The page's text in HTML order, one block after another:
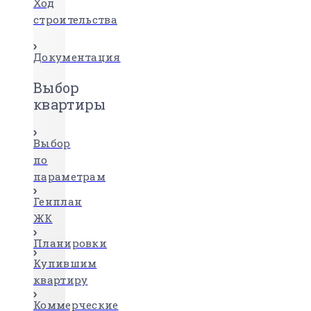
Ход
строительства
Документация
Выбор
квартиры
Выбор
по
параметрам
Генплан
ЖК
Планировки
Купившим
квартиру
Коммерческие